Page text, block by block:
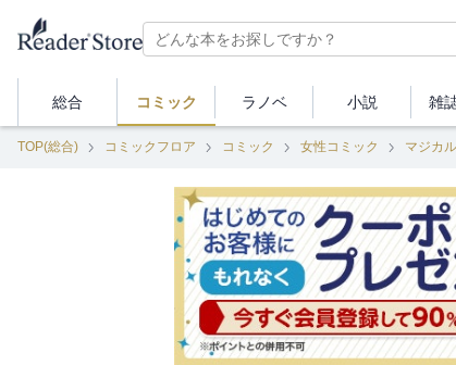
総合 コミック ラノベ 小説 雑
TOP(総合) コミックフロア コミック 女性コミック マジカ